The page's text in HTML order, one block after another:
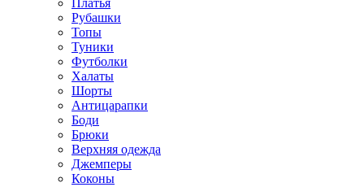
Рубашки
Топы
Туники
Футболки
Халаты
Шорты
Антицарапки
Боди
Брюки
Верхняя одежда
Джемперы
Коконы